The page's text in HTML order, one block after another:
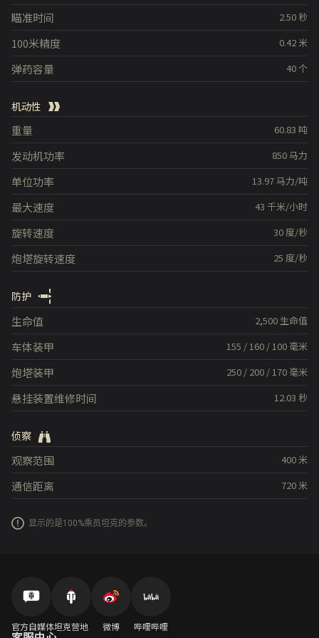
2.50 秒
瞄准时间
0.42米
100米精度
40个
弹药容量
机动性
60.83 吨
重量
850马力
发动机功率
13.97马力/吨
单位功率
43 千米/小时
最大速度
30 度/秒
旋转速度
25 度/秒
炮塔旋转速度
防护
2,500 生命值
生命值
155 /160 /100 毫米
车体装甲
250 / 200 /170 毫米
炮塔装甲
12.03 秒
悬挂装置维修时间
侦察
400米
观察范围
720米
通信距离
显示的是100%乘员坦克的参数。
官方自媒体坦克营地 微博 哔哩哔哩